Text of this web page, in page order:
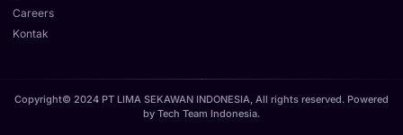
Careers
Kontak
Copyright© 2024 PT LIMA SEKAWAN INDONESIA, All rights reserved. Powered
by Tech Team Indonesia.